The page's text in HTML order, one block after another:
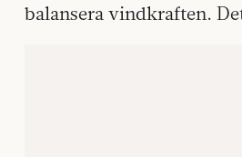
balansera vindkraften.